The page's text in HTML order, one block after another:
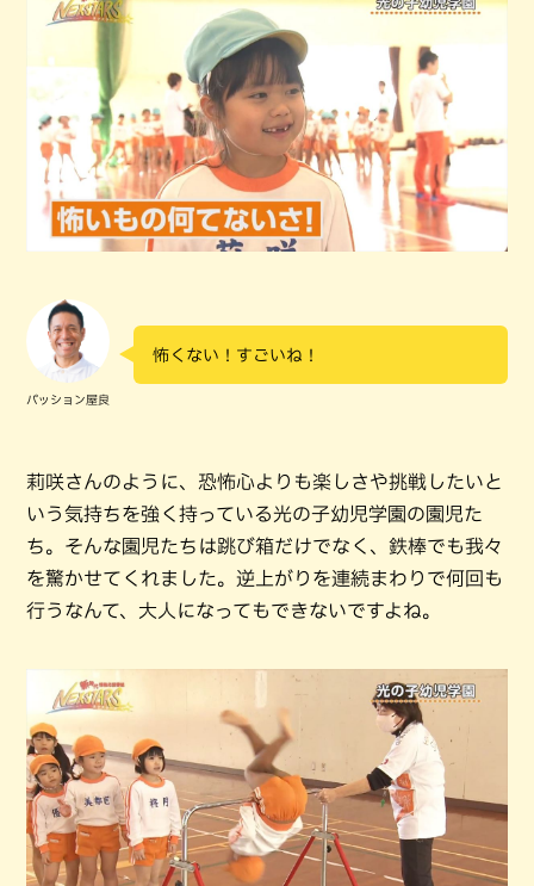
パッション屋良
怖くない！すごいね！
莉咲さんのように、恐怖心よりも楽しさや挑戦したいと
いう気持ちを強く持っている光の子幼児学園の園児た
ち。そんな園児たちは跳び箱だけでなく、鉄棒でも我々
を驚かせてくれました。逆上がりを連続まわりで何回も
行うなんて、大人になってもできないですよね。